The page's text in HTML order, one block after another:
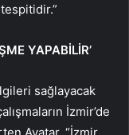
YAPABİLİR’
sağlayacak
İzmir’de
Ayatar, “İzmir